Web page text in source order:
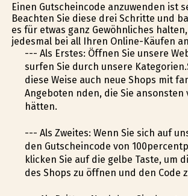
Einen Gutscheincode anzuwenden ist
Beachten Sie diese drei Schritte und
es für etwas ganz Gewöhnliches
jedesmal bei all Ihren Online-Käufen
--- Als Erstes: Öffnen Sie unsere
surfen Sie durch unsere
diese Weise auch neue Shops mit
Angeboten finden, die Sie
hätten.
--- Als Zweites: Wenn Sie sich auf
den Gutscheincode von
klicken Sie auf die gelbe Taste, um
des Shops zu öffnen und den Code